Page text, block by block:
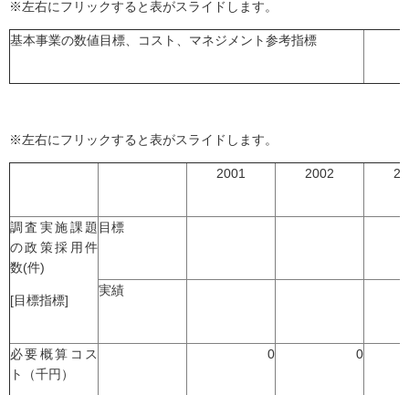
※左右にフリックすると表がスライドします。
基本事業の数値目標、コスト、マネジメント参考指標
※左右にフリックすると表がスライドします。
2001 2002
調査実施課題
の政策採用件
数(件)
[目標指標]
目標
実績
必要概算コス
ト（千円）
0 0